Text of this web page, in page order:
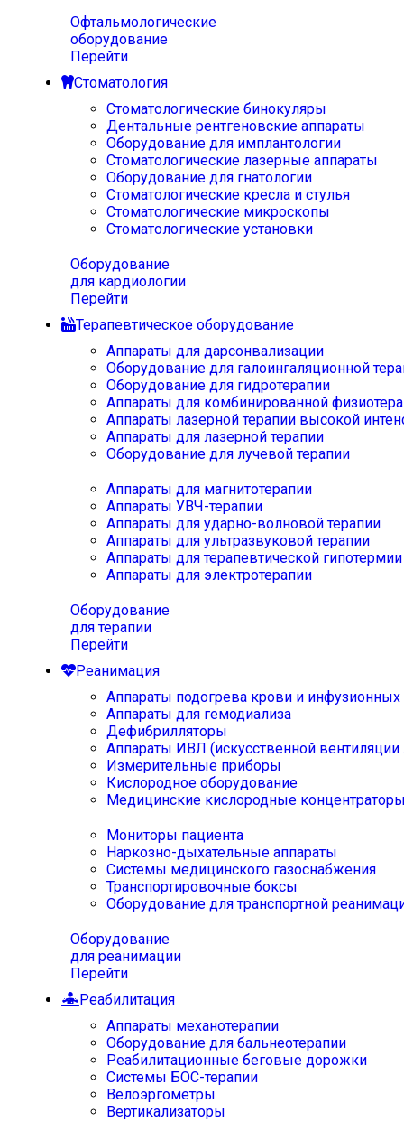
Офтальмологические
оборудование
Перейти
Стоматология
Стоматологические бинокуляры
Дентальные рентгеновские аппараты
Оборудование для имплантологии
Стоматологические лазерные аппараты
Оборудование для гнатологии
Стоматологические кресла и стулья
Стоматологические микроскопы
Стоматологические установки
Оборудование
для кардиологии
Перейти
Терапевтическое оборудование
Аппараты для дарсонвализации
Оборудование для галоингаляционной
Оборудование для гидротерапии
Аппараты для комбинированной
Аппараты лазерной терапии высокой
Аппараты для лазерной терапии
Оборудование для лучевой терапии
Аппараты для магнитотерапии
Аппараты УВЧ-терапии
Аппараты для ударно-волновой терапии
Аппараты для ультразвуковой терапии
Аппараты для терапевтической
Аппараты для электротерапии
Оборудование
для терапии
Перейти
Реанимация
Аппараты подогрева крови и инфузионных
Аппараты для гемодиализа
Дефибрилляторы
Аппараты ИВЛ (искусственной вентиляции
Измерительные приборы
Кислородное оборудование
Медицинские кислородные
Мониторы пациента
Наркозно-дыхательные аппараты
Системы медицинского газоснабжения
Транспортировочные боксы
Оборудование для транспортной
Оборудование
для реанимации
Перейти
Реабилитация
Аппараты механотерапии
Оборудование для бальнеотерапии
Реабилитационные беговые дорожки
Системы БОС-терапии
Велоэргометры
Вертикализаторы